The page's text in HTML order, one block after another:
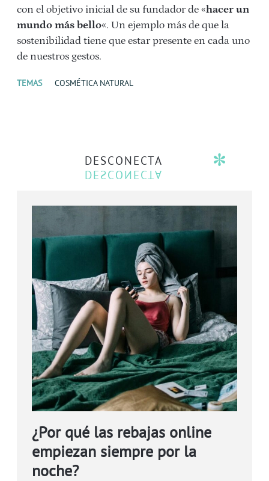
con el objetivo inicial de su fundador de «hacer un
mundo más bello«. Un ejemplo más de que la
sostenibilidad tiene que estar presente en cada uno
de nuestros gestos.
TEMAS COSMÉTICA NATURAL
DESCONECTA
¿Por qué las rebajas online
empiezan siempre por la
noche?